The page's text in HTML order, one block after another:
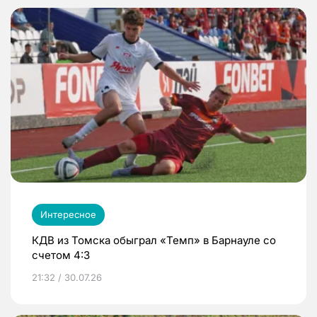
Интересное
КДВ из Томска обыграл «Темп» в Барнауле со
счетом 4:3
21:32 / 30.07.26